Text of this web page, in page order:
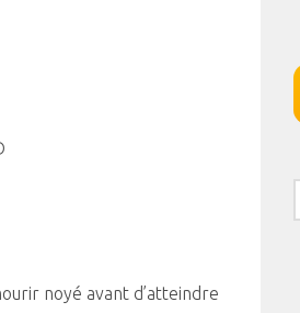
noyé avant d’atteindre